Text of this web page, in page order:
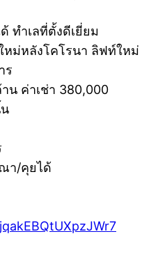
ทำเลที่ตั้งดีเยี่ยม
หม่หลังโคโรนา ลิฟท์ใหม่
ร
น ค่าเช่า 380,000
า/คุยได้